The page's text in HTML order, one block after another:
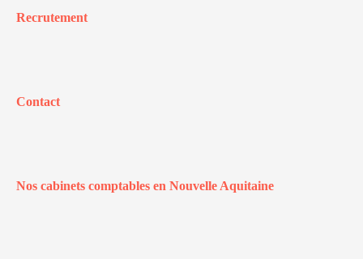
Recrutement
Contact
Nos cabinets comptables en Nouvelle Aquitaine